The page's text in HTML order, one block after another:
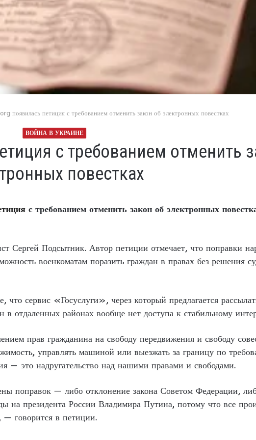
появилась петиция с требованием отменить закон об электронных повестках
ВОЙНА В УКРАИНЕ
с требованием отменить
повестках
с требованием отменить закон об электронных
Сергей Подсытник. Автор петиции отмечает, что поправки
военкоматам поразить граждан в правах без решения
сервис «Госуслуги», через который предлагается
в отдаленных районах вообще нет доступа к стабильному
прав гражданина на свободу передвижения и свободу
управлять машиной или выезжать за границу по
— это надругательство над нашими правами и свободами.
поправок — либо отклонение закона Советом Федерации,
президента России Владимира Путина, потому что все
говорится в петиции.